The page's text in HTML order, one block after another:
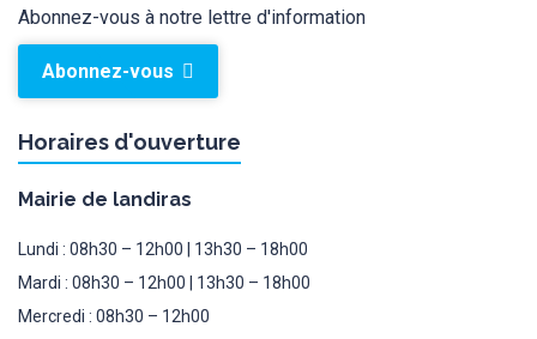
Abonnez-vous à notre lettre d'information
Abonnez-vous
Horaires d'ouverture
Mairie de landiras
Lundi : 08h30 – 12h00 | 13h30 – 18h00
Mardi : 08h30 – 12h00 | 13h30 – 18h00
Mercredi : 08h30 – 12h00